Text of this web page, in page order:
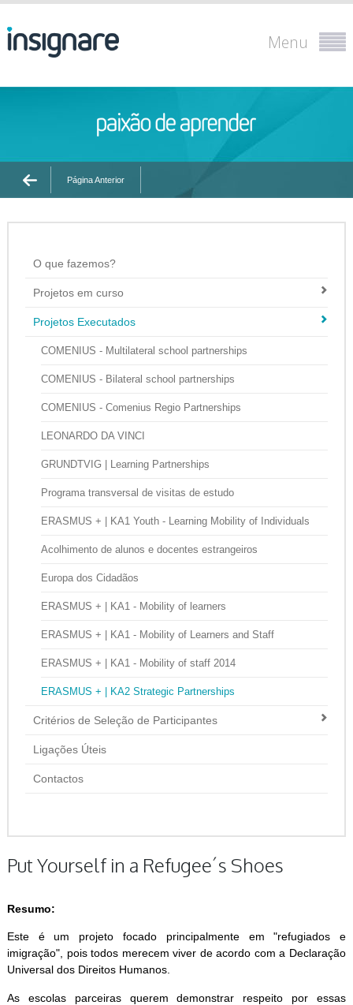
Menu
Página Anterior
O que fazemos?
Projetos em curso
Projetos Executados
COMENIUS - Multilateral school partnerships
COMENIUS - Bilateral school partnerships
COMENIUS - Comenius Regio Partnerships
LEONARDO DA VINCI
GRUNDTVIG | Learning Partnerships
Programa transversal de visitas de estudo
ERASMUS + | KA1 Youth - Learning Mobility of Individuals
Acolhimento de alunos e docentes estrangeiros
Europa dos Cidadãos
ERASMUS + | KA1 - Mobility of learners
ERASMUS + | KA1 - Mobility of Learners and Staff
ERASMUS + | KA1 - Mobility of staff 2014
ERASMUS + | KA2 Strategic Partnerships
Critérios de Seleção de Participantes
Ligações Úteis
Contactos
Put Yourself in a Refugee´s Shoes
Resumo:
Este é um projeto focado principalmente em "refugiados e
imigração", pois todos merecem viver de acordo com a Declaração
Universal dos Direitos Humanos.
As escolas parceiras querem demonstrar respeito por essas